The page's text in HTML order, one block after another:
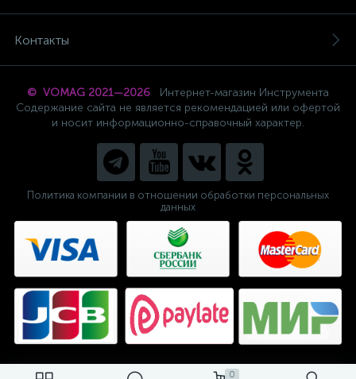
0
Контакты
© VOMAG 2021—2026
Интернет-магазин Инструмента
Содержание сайта не является рекомендацией или офертой
и носит информационно-справочный характер.
Политика компании в отношении обработки персональных
данных